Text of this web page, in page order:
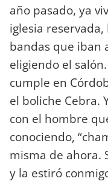
año pasado, ya
iglesia
bandas que iban
eligiendo el
cumple en
el boliche Cebra.
con el hombre
conociendo,
misma de ahora.
y la estiró